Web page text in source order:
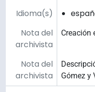
Idioma(s)
Nota del
archivista
Creación
Nota del
archivista
Gómez y